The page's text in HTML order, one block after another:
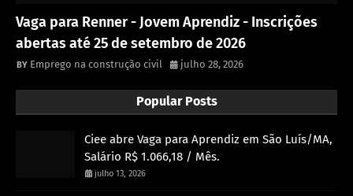
Vaga para Renner - Jovem Aprendiz - Inscrições
abertas até 25 de setembro de 2026
Emprego na construção civil julho 28, 2026
Popular Posts
Ciee abre Vaga para Aprendiz em São Luís/MA,
Salário R$ 1.066,18 / Mês.
julho 13, 2026